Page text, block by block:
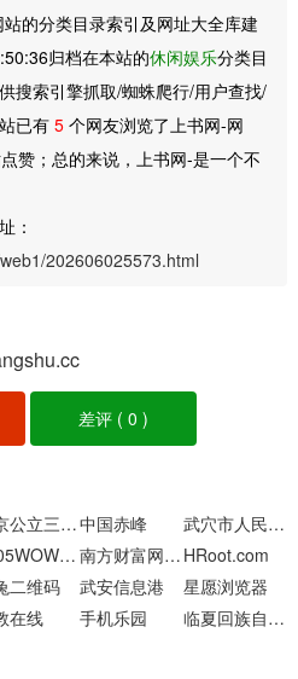
的分类目录索引及网址大全库建
归档在本站的休闲娱乐分类目
搜索引擎抓取/蜘蛛爬行/用户查找/
已有 5个网友浏览了上书网-网
赞；总的来说，上书网-是一个不
：
202606025573.html
差评 ( 0 )
北京公立三甲医院中国赤峰
武穴市人民政府门户网站
1905WOW剧场 南方财富网股票入门 HRoot.com
二维码 武安信息港
星愿浏览器
在线 手机乐园 临夏回族自治州人民政府门户网站